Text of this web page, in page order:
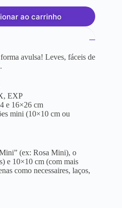
ao carrinho
avulsa! Leves, fáceis de
EXP
e 16×26 cm
mini (10×10 cm ou
(ex: Rosa Mini), o
e 10×10 cm (com mais
como necessaires, laços,